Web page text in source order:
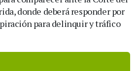
donde deberá responder por
para delinquir y tráfico